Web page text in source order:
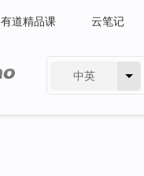
有道精品课 云笔记
中英